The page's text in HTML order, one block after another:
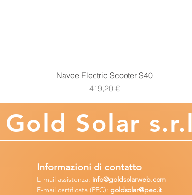
Vista rapida
Navee Electric Scooter S40
Prezzo
419,20 €
Gold Solar s.r.l
Informazioni di contatto
E-mail assistenza: info@goldsolarweb.com
E-mail certificata (PEC): goldsolar@pec.it